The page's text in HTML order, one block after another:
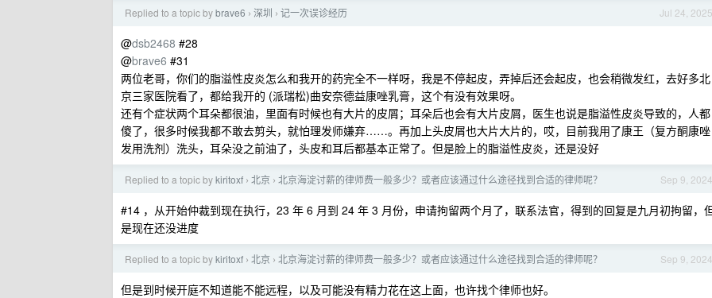
Jul 24, 2025
Replied to a topic bybrave6 › 深圳 › 记一次误诊经历
@dsb2468 #28
@brave6 #31
两位老哥，你们的脂溢性皮炎怎么和我开的药完全不一样呀，我是不停起皮，弄掉后还会起皮，也会稍微发红，去好多北
京三家医院看了，都给我开的 (派瑞松)曲安奈德益康唑乳膏，这个有没有效果呀。
还有个症状两个耳朵都很油，里面有时候也有大片的皮屑；耳朵后也会有大片皮屑，医生也说是脂溢性皮炎导致的，人都
傻了，很多时候我都不敢去剪头，就怕理发师嫌弃……。再加上头皮屑也大片大片的，哎，目前我用了康王（复方酮康唑
发用洗剂）洗头，耳朵没之前油了，头皮和耳后都基本正常了。但是脸上的脂溢性皮炎，还是没好
Sep 9, 2024
Replied to a topic bykiritoxf › 北京 › 北京海淀讨薪的律师费一般多少？或者应该通过什么途径找到合适的律师呢？
#14 ，从开始仲裁到现在执行，23 年 6 月到 24 年 3 月份，申请拘留两个月了，联系法官，得到的回复是九月初拘留，
是现在还没进度
Sep 9, 2024
Replied to a topic bykiritoxf › 北京 › 北京海淀讨薪的律师费一般多少？或者应该通过什么途径找到合适的律师呢？
但是到时候开庭不知道能不能远程，以及可能没有精力花在这上面，也许找个律师也好。